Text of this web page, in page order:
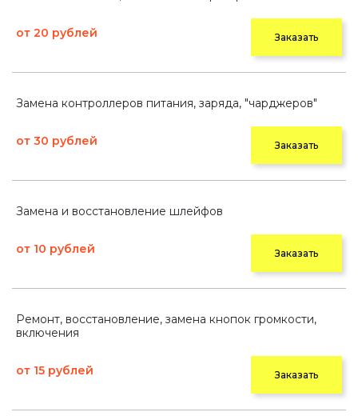
от 20 рублей Заказать
Замена контроллеров питания, заряда, "чарджеров"
от 30 рублей Заказать
Замена и восстановление шлейфов
от 10 рублей Заказать
Ремонт, восстановление, замена кнопок громкости,
включения
от 15 рублей Заказать